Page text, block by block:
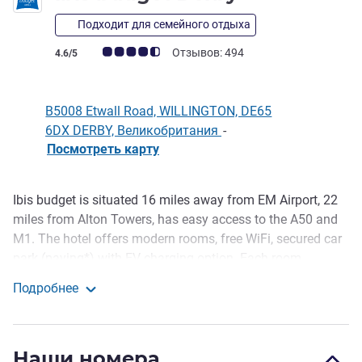
Подходит для семейного отдыха
Примечание: отзывы клиентов (Рейтинг ALL)
4.6/5 Отзывов: 494
B5008 Etwall Road, WILLINGTON, DE65
6DX DERBY, Великобритания -
Посмотреть карту
Описание
Ibis budget is situated 16 miles away from EM Airport, 22
miles from Alton Towers, has easy access to the A50 and
M1. The hotel offers modern rooms, free WiFi, secured car
door locks, air heating/cooling system. Hot buffet
7pm. The hotel has in offer freshly prepared evening
Подробнее